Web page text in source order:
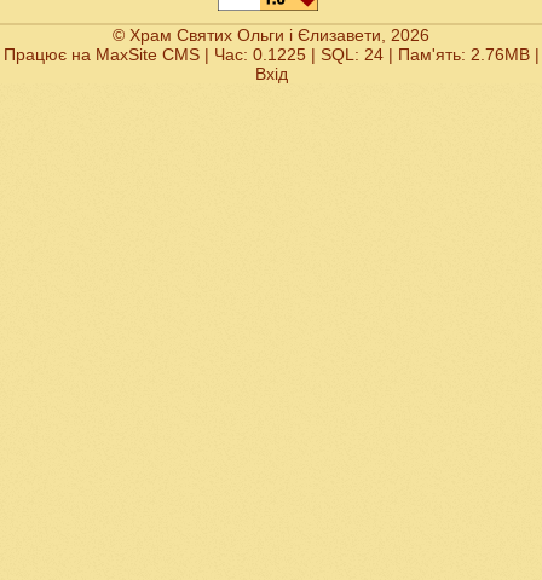
© Храм Святих Ольги і Єлизавети, 2026
Працює на MaxSite CMS| Час: 0.1225 | SQL: 24 | Пам'ять: 2.76MB|
Вхід